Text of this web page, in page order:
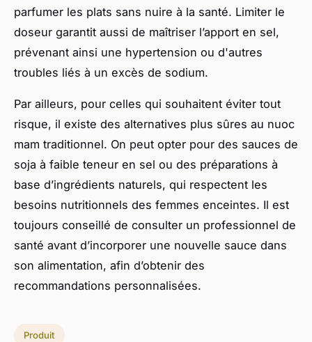
parfumer les plats sans nuire à la santé. Limiter le
doseur garantit aussi de maîtriser l’apport en sel,
prévenant ainsi une hypertension ou d'autres
troubles liés à un excès de sodium.
Par ailleurs, pour celles qui souhaitent éviter tout
risque, il existe des alternatives plus sûres au nuoc
mam traditionnel. On peut opter pour des sauces de
soja à faible teneur en sel ou des préparations à
base d’ingrédients naturels, qui respectent les
besoins nutritionnels des femmes enceintes. Il est
toujours conseillé de consulter un professionnel de
santé avant d’incorporer une nouvelle sauce dans
son alimentation, afin d’obtenir des
recommandations personnalisées.
Produit